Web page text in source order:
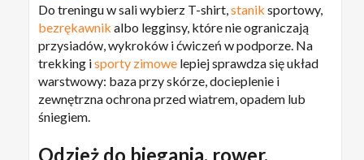
Do treningu w sali wybierz T-shirt,stanik sportowy,
bezrękawnik albo legginsy, które nie ograniczają
przysiadów, wykroków i ćwiczeń w podporze. Na
trekking isporty zimowe lepiej sprawdza się układ
warstwowy: baza przy skórze, docieplenie i
zewnętrzna ochrona przed wiatrem, opadem lub
śniegiem.
Odzież do biegania, rower,